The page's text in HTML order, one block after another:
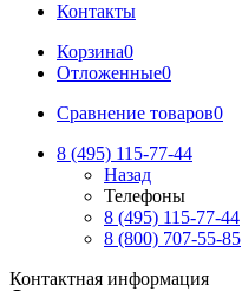
Контакты
Корзина0
Отложенные0
Сравнение товаров0
8 (495) 115-77-44
Назад
Телефоны
8 (495) 115-77-44
8 (800) 707-55-85
Контактная информация